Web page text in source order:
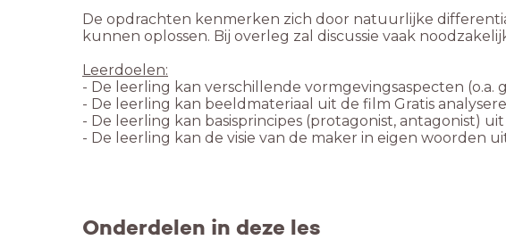
De opdrachten kenmerken zich door natuurlijke
kunnen oplossen. Bij overleg zal discussie vaak
Leerdoelen:
- De leerling kan verschillende vormgevingsaspecten
- De leerling kan beeldmateriaal uit de film Gratis
- De leerling kan basisprincipes (protagonist, antagonist)
- De leerling kan de visie van de maker in eigen woorden
Onderdelen in deze les